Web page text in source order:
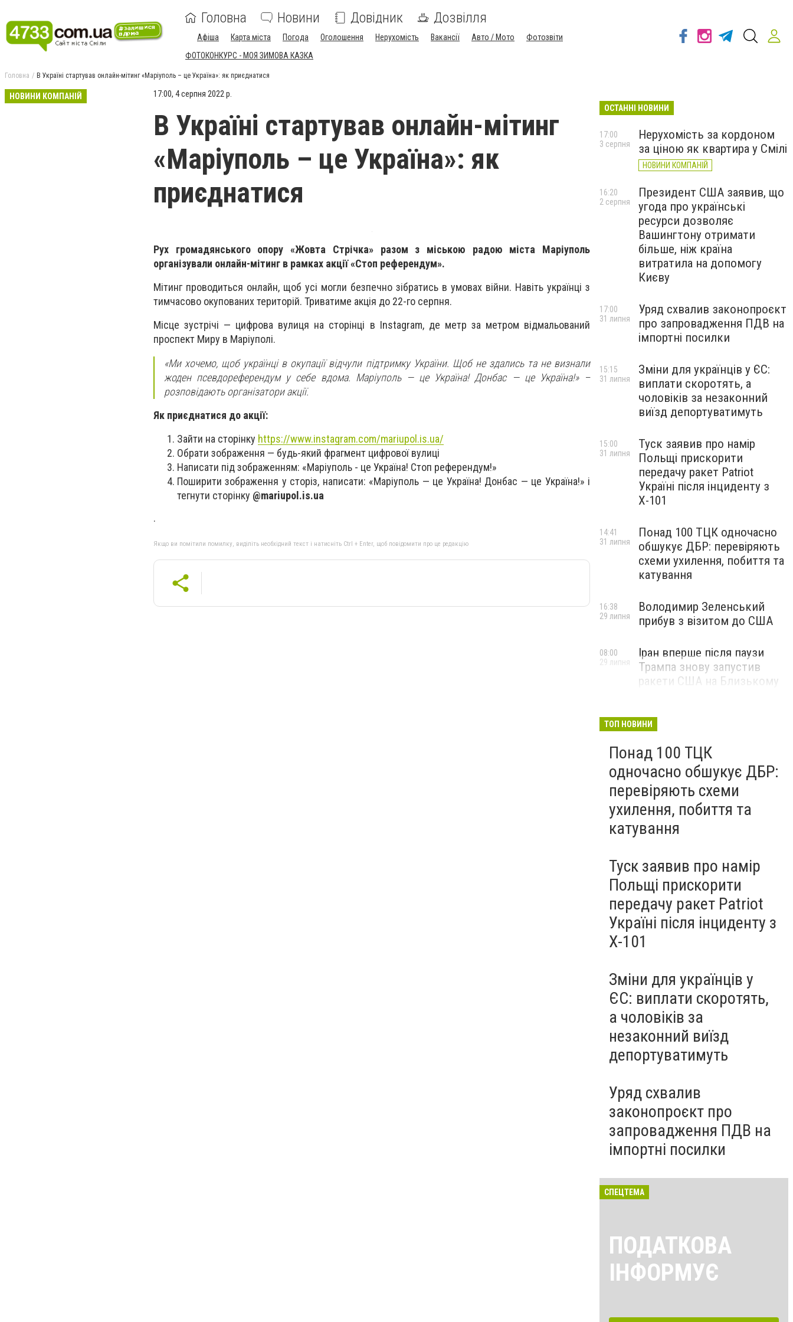
Головна Новини Довідник Дозвілля
Афіша Карта міста Погода Оголошення Нерухомість Вакансії Авто / Мото
Фотозвіти
ФОТОКОНКУРС - МОЯ ЗИМОВА КАЗКА
Головна В Україні стартував онлайн-мітинг «Маріуполь – це Україна»: як приєднатися
НОВИНИ КОМПАНІЙ 17:00, 4 серпня 2022 р.
В Україні стартував онлайн-мітинг
«Маріуполь – це Україна»: як
приєднатися
Рух громадянського опору «Жовта Стрічка» разом з міською радою міста Маріуполь
організували онлайн-мітинг в рамках акції «Стоп референдум».
Мітинг проводиться онлайн, щоб усі могли безпечно зібратись в умовах війни. Навіть українці з
тимчасово окупованих територій. Триватиме акція до 22-го серпня.
Місце зустрічі — цифрова вулиця на сторінці в Instagram, де метр за метром відмальований
проспект Миру в Маріуполі.
«Ми хочемо, щоб українці в окупації відчули підтримку України. Щоб не здались та не визнали
жоден псевдореферендум у себе вдома. Маріуполь — це Україна! Донбас — це Україна!» –
розповідають організатори акції.
Як приєднатися до акції:
Зайти на сторінку https://www.instagram.com/mariupol.is.ua/
Обрати зображення — будь-який фрагмент цифрової вулиці
Написати під зображенням: «Маріуполь - це Україна! Стоп референдум!»
Поширити зображення у сторіз, написати: «Маріуполь — це Україна! Донбас — це Україна!» і
тегнути сторінку @mariupol.is.ua
.
Якщо ви помітили помилку, виділіть необхідний текст і натисніть Ctrl + Enter, щоб повідомити про це редакцію
ОСТАННІ НОВИНИ
Нерухомість за кордоном
за ціною як квартира у Смілі
НОВИНИ КОМПАНІЙ
17:00
3 серпня
Президент США заявив, що
угода про українські
ресурси дозволяє
Вашингтону отримати
більше, ніж країна
витратила на допомогу
Києву
16:20
2 серпня
Уряд схвалив законопроєкт
про запровадження ПДВ на
імпортні посилки
17:00
31 липня
Зміни для українців у ЄС:
виплати скоротять, а
чоловіків за незаконний
виїзд депортуватимуть
15:15
31 липня
Туск заявив про намір
Польщі прискорити
передачу ракет Patriot
Україні після інциденту з
Х-101
15:00
31 липня
Понад 100 ТЦК одночасно
обшукує ДБР: перевіряють
схеми ухилення, побиття та
катування
14:41
31 липня
Володимир Зеленський
прибув з візитом до США
16:38
29 липня
Іран вперше після паузи
Трампа знову запустив
ракети США на Близькому
08:00
29 липня
ТОП НОВИНИ
Понад 100 ТЦК
одночасно обшукує ДБР:
перевіряють схеми
ухилення, побиття та
катування
Туск заявив про намір
Польщі прискорити
передачу ракет Patriot
Україні після інциденту з
Х-101
Зміни для українців у
ЄС: виплати скоротять,
а чоловіків за
незаконний виїзд
депортуватимуть
Уряд схвалив
законопроєкт про
запровадження ПДВ на
імпортні посилки
СПЕЦТЕМА
ПОДАТКОВА
ІНФОРМУЄ